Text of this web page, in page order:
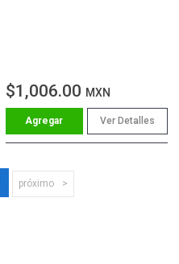
$1,006.00 MXN
Ver Detalles
próximo